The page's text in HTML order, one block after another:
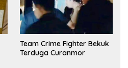
Team Crime Fighter Bekuk
Terduga Curanmor